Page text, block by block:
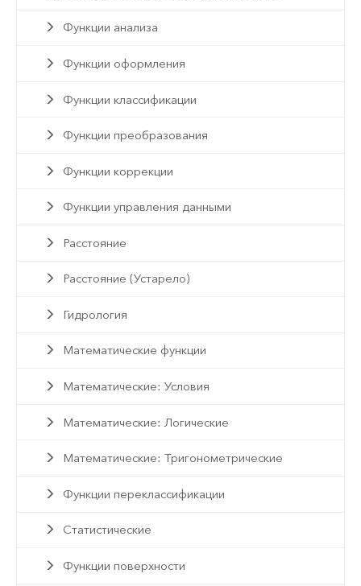
Функции анализа
Функции оформления
Функции классификации
Функции преобразования
Функции коррекции
Функции управления данными
Расстояние
Расстояние (Устарело)
Гидрология
Математические функции
Математические: Условия
Математические: Логические
Математические: Тригонометрические
Функции переклассификации
Статистические
Функции поверхности